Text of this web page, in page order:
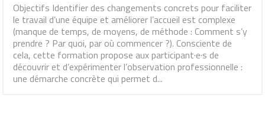
Objectifs Identifier des changements concrets pour faciliter
le travail d’une équipe et améliorer l’accueil est complexe
(manque de temps, de moyens, de méthode : Comment s’y
prendre ? Par quoi, par où commencer ?). Consciente de
cela, cette formation propose aux participant·e·s de
découvrir et d’expérimenter l’observation professionnelle :
une démarche concrète qui permet d...